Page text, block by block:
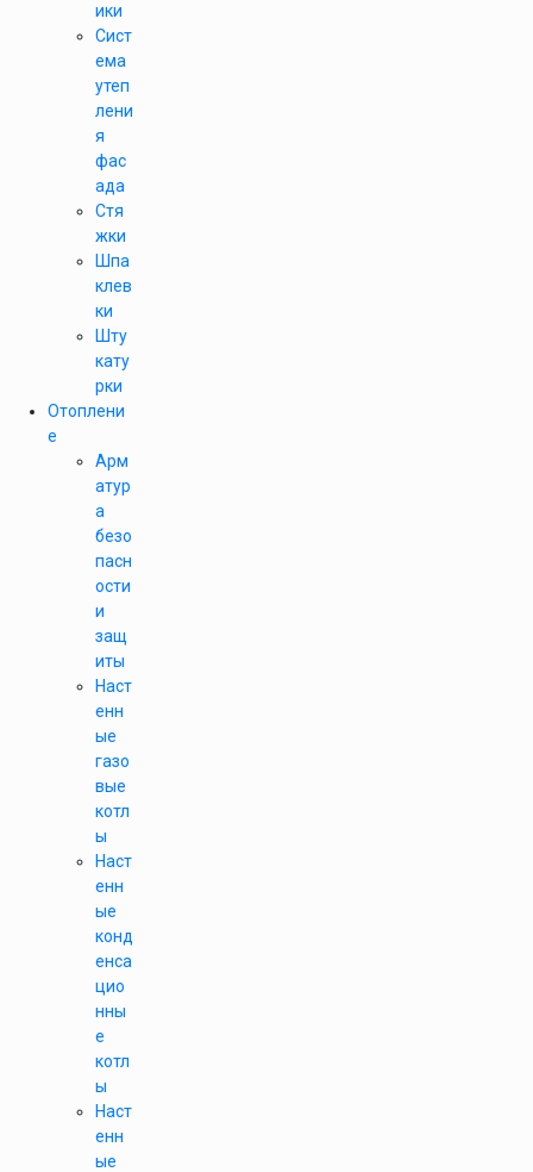
ики
Сист
ема
утеп
лени
я
фас
ада
Стя
жки
Шпа
клев
ки
Шту
кату
рки
Отоплени
е
Арм
атур
а
безо
пасн
ости
и
защ
иты
Наст
енн
ые
газо
вые
котл
ы
Наст
енн
ые
конд
енса
цио
нны
е
котл
ы
Наст
енн
ые